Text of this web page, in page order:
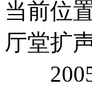
当前位
厅堂扩
2005